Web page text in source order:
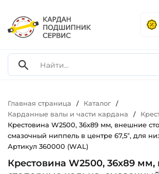
Главная страница / Каталог /
Карданные валы и части кардана /
Крестовина W2500, 36х89 мм, внешние
смазочный ниппель в центре 67,5°, для
Артикул 360000 (WAL)
Крестовина W2500, 36х89